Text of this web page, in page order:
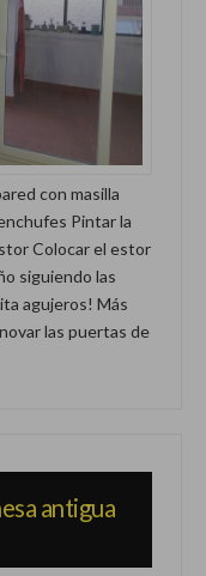
con masilla
Pintar la
Colocar el estor
siguiendo las
agujeros! Más
las puertas de
antigua